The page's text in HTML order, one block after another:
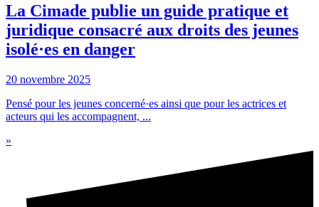
La Cimade publie un guide pratique et
juridique consacré aux droits des jeunes
isolé·es en danger
20 novembre 2025
Pensé pour les jeunes concerné·es ainsi que pour les actrices et
acteurs qui les accompagnent, ...
»